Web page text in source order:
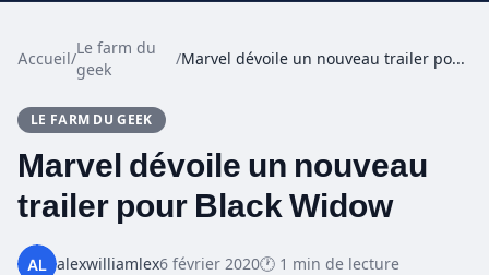
Accueil/
Le farm du
geek
/ Marvel dévoile un nouveau trailer pour Black Widow
LE FARM DU GEEK
Marvel dévoile un nouveau
trailer pour Black Widow
alexwilliamlex6 février 2020🕐 1 min de lecture